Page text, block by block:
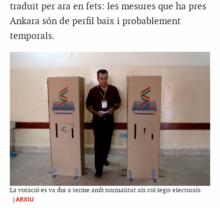
traduït per ara en fets: les mesures que ha pres
Ankara són de perfil baix i probablement
temporals.
La votació es va dur a terme amb normalitat als col·legis electorals
|ARXIU